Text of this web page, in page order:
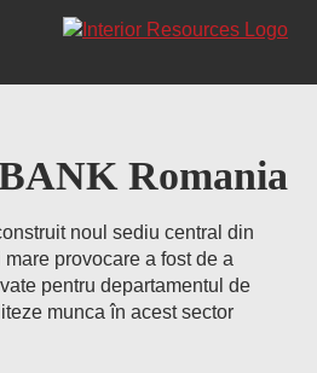
Romania
noul sediu central din
provocare a fost de a
pentru departamentul de
munca în acest sector